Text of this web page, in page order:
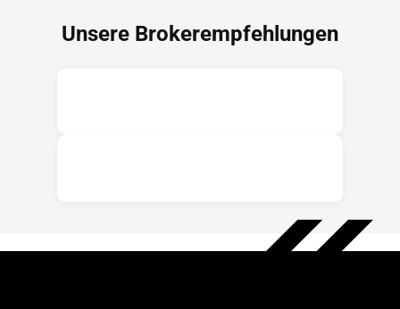
Unsere Brokerempfehlungen